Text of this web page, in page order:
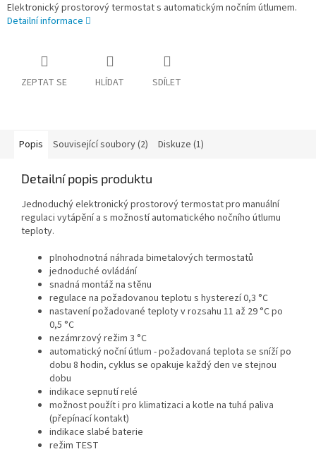
Elektronický prostorový termostat s automatickým nočním útlumem.
Detailní informace
ZEPTAT SE HLÍDAT SDÍLET
Popis Související soubory (2) Diskuze (1)
Detailní popis produktu
Jednoduchý elektronický prostorový termostat pro manuální
regulaci vytápění a s možností automatického nočního útlumu
teploty.
plnohodnotná náhrada bimetalových termostatů
jednoduché ovládání
snadná montáž na stěnu
regulace na požadovanou teplotu s hysterezí 0,3 °C
nastavení požadované teploty v rozsahu 11 až 29 °C po
0,5 °C
nezámrzový režim 3 °C
automatický noční útlum - požadovaná teplota se sníží po
dobu 8 hodin, cyklus se opakuje každý den ve stejnou
dobu
indikace sepnutí relé
možnost použít i pro klimatizaci a kotle na tuhá paliva
(přepínací kontakt)
indikace slabé baterie
režim TEST